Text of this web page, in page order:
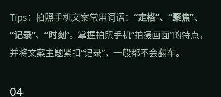
Tips：拍照手机文案常用词语： “定格”、“聚焦”、
“记录”、“时刻”。掌握拍照手机“拍摄画面”的特点，
并将文案主题紧扣“记录”，一般都不会翻车。
04